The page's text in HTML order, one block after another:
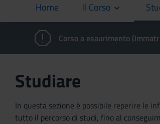
Home
current Il Corso
Corso a esaurimento
Studiare
In questa sezione è possibile reperire le
tutto il percorso di studi, fino al